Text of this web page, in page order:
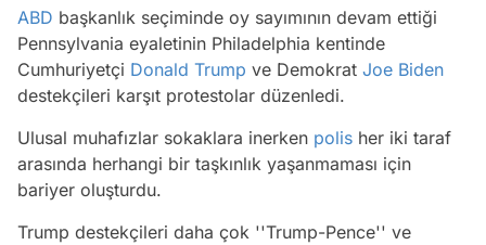
ABD başkanlık seçiminde oy sayımının devam ettiği
Pennsylvania eyaletinin Philadelphia kentinde
Cumhuriyetçi Donald Trump ve Demokrat Joe Biden
destekçileri karşıt protestolar düzenledi.
Ulusal muhafızlar sokaklara inerken polis her iki taraf
arasında herhangi bir taşkınlık yaşanmaması için
bariyer oluşturdu.
Trump destekçileri daha çok ''Trump-Pence'' ve